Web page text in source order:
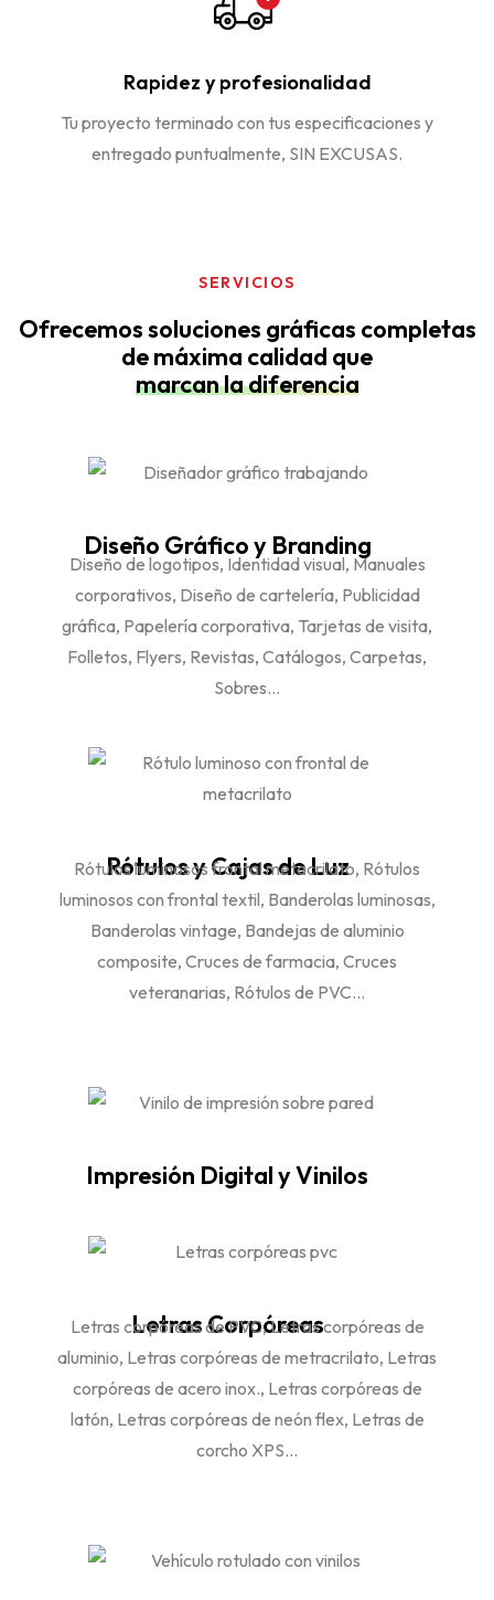
Rapidez y profesionalidad
Tu proyecto terminado con tus especificaciones y
entregado puntualmente, SIN EXCUSAS.
SERVICIOS
Ofrecemos soluciones gráficas completas
de máxima calidad que
marcan la diferencia
Diseño Gráfico y Branding
Diseño de logotipos, Identidad visual, Manuales
corporativos, Diseño de cartelería, Publicidad
gráfica, Papelería corporativa, Tarjetas de visita,
Folletos, Flyers, Revistas, Catálogos, Carpetas,
Sobres...
Rótulos y Cajas de Luz
Rótulos luminosos frontal metacrilato, Rótulos
luminosos con frontal textil, Banderolas luminosas,
Banderolas vintage, Bandejas de aluminio
composite, Cruces de farmacia, Cruces
veteranarias, Rótulos de PVC...
Impresión Digital y Vinilos
Letras Corpóreas
Letras corpóreas de PVC,Letras corpóreas de
aluminio, Letras corpóreas de metracrilato, Letras
corpóreas de acero inox., Letras corpóreas de
latón, Letras corpóreas de neón flex, Letras de
corcho XPS...